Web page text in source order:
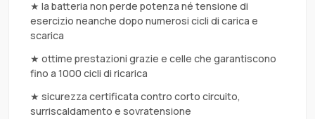
★ la batteria non perde potenza né tensione di
esercizio neanche dopo numerosi cicli di carica e
scarica
★ ottime prestazioni grazie e celle che garantiscono
fino a 1000 cicli di ricarica
★ sicurezza certificata contro corto circuito,
surriscaldamento e sovratensione